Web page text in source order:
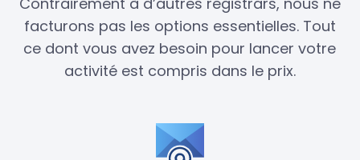
facturons pas les options essentielles. Tout
ce dont vous avez besoin pour lancer votre
activité est compris dans le prix.